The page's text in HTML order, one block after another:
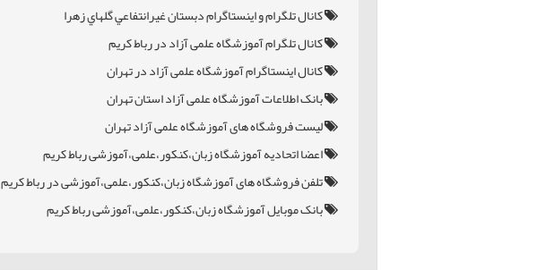
کانال تلگرام و اینستاگرام دبستان غيرانتفاعي گلهاي زهرا
کانال تلگرام آموزشگاه علمی آزاد در رباط کریم
کانال اینستاگرام آموزشگاه علمی آزاد در تهران
بانک اطلاعات آموزشگاه علمی آزاد استان تهران
لیست فروشگاه های آموزشگاه علمی آزاد تهران
اعضا اتحادیه آموزشگاه زبان،کنکور،علمی،آموزشی رباط کریم
تلفن فروشگاه های آموزشگاه زبان،کنکور،علمی،آموزشی در رباط کریم
بانک موبایل آموزشگاه زبان،کنکور،علمی،آموزشی رباط کریم